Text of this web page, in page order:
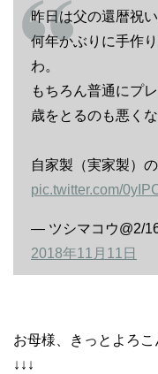
昨日は父の還暦祝い
何年かぶりに手作
わ。
もちろん普通にプ
歳をとるのも悪く
自家製（実家製）
pic.twitter.com/
— ツシマコウ@2/
2018年11月11日
お母様、きっとよろこ
↓↓↓